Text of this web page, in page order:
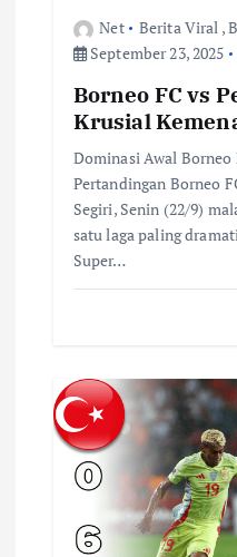
Net Berita Viral ,
September 23, 2025
Borneo FC vs
Krusial
Dominasi Awal
Pertandingan Borneo
Segiri, Senin (22/9)
satu laga paling
Super…